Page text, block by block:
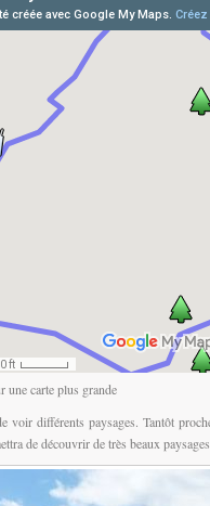
une carte plus grande
voir différents paysages. Tantôt
de découvrir de très beaux